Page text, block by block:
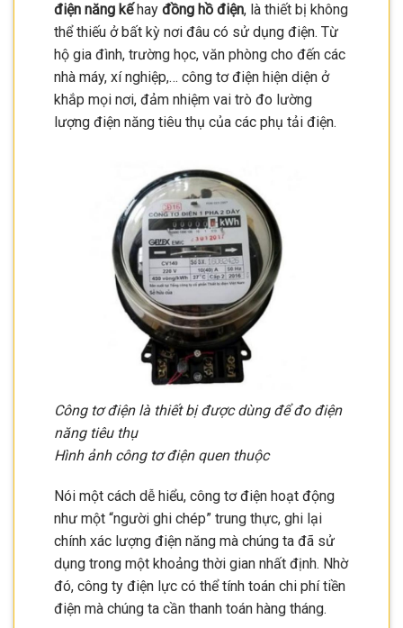
điện năng kếhay đồng hồ điện, là thiết bị không
thể thiếu ở bất kỳ nơi đâu có sử dụng điện. Từ
hộ gia đình, trường học, văn phòng cho đến các
nhà máy, xí nghiệp,… công tơ điện hiện diện ở
khắp mọi nơi, đảm nhiệm vai trò đo lường
lượng điện năng tiêu thụ của các phụ tải điện.
Công tơ điện là thiết bị được dùng để đo điện
năng tiêu thụ
Hình ảnh công tơ điện quen thuộc
Nói một cách dễ hiểu, công tơ điện hoạt động
như một “người ghi chép” trung thực, ghi lại
chính xác lượng điện năng mà chúng ta đã sử
dụng trong một khoảng thời gian nhất định. Nhờ
đó, công ty điện lực có thể tính toán chi phí tiền
điện mà chúng ta cần thanh toán hàng tháng.